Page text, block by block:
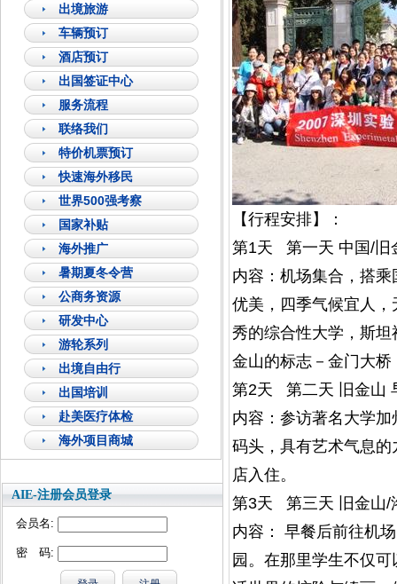
出境旅游
车辆预订
酒店预订
出国签证中心
服务流程
联络我们
特价机票预订
快速海外移民
世界500强考察
国家补贴
海外推广
暑期夏冬令营
公商务资源
研发中心
游轮系列
出境自由行
出国培训
赴美医疗体检
海外项目商城
AIE-注册会员登录
会员名:
密 码:
【行程安排】：
第1天 第一天 中国/旧
内容：机场集合，搭
优美，四季气候宜人
秀的综合性大学，斯
金山的标志－金门大
第2天 第二天 旧金山
内容：参访著名大学
码头，具有艺术气息
店入住。
第3天 第三天 旧金山/
内容： 早餐后前往机
园。在那里学生不仅